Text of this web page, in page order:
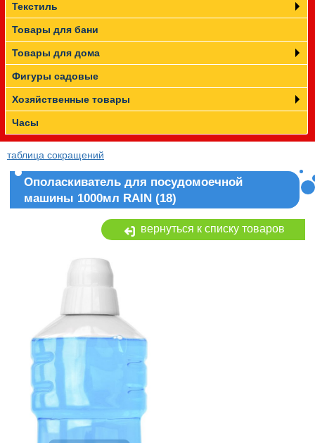
Текстиль
Товары для бани
Товары для дома
Фигуры садовые
Хозяйственные товары
Часы
таблица сокращений
Ополаскиватель для посудомоечной
машины 1000мл RAIN (18)
вернуться к списку товаров